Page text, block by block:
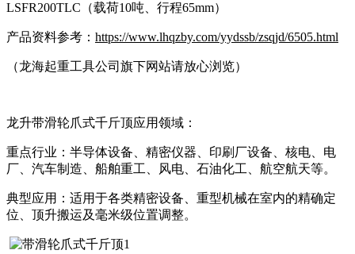
LSFR200TLC（载荷10吨、行程65mm）
产品资料参考： https://www.lhqzby.com/yydssb/zsqjd/6505.html
（龙海起重工具公司旗下网站请放心浏览）
龙升带滑轮爪式千斤顶应用领域：
重点行业：半导体设备、精密仪器、印刷厂设备、核电、电
厂、汽车制造、船舶重工、风电、石油化工、航空航天等。
典型应用：适用于各类精密设备、重型机械在室内的精确定
位、顶升搬运及毫米级位置调整。